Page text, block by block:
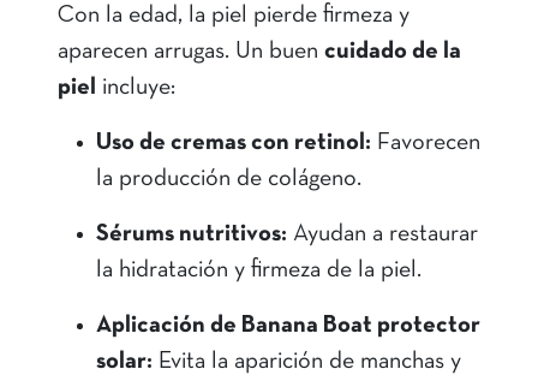
Con la edad, la piel pierde firmeza y
aparecen arrugas. Un buen cuidado de la
piel
incluye:
Uso de cremas con retinol: Favorecen
la producción de colágeno.
Sérums nutritivos: Ayudan a restaurar
la hidratación y firmeza de la piel.
Aplicación de Banana Boat protector
solar: Evita la aparición de manchas y